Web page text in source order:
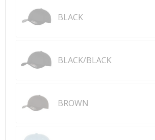
BLACK
BLACK/BLACK
BROWN